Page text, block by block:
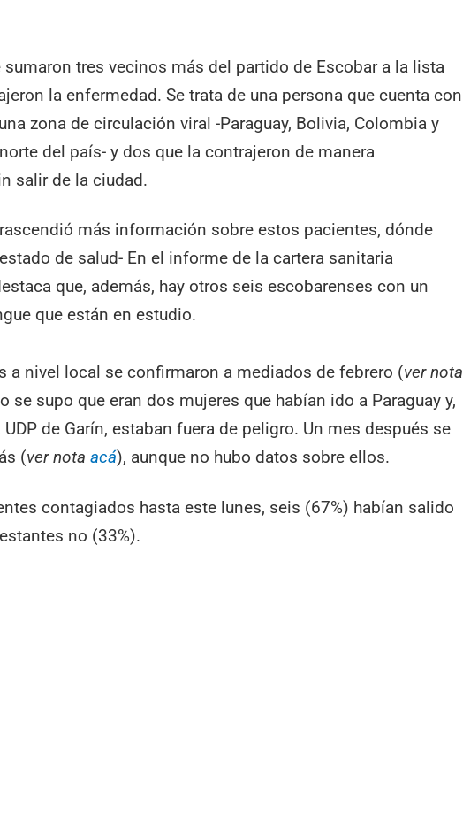
tres vecinos más del partido de Escobar a la lista
la enfermedad. Se trata de una persona que cuenta con
zona de circulación viral -Paraguay, Bolivia, Colombia y
del país- y dos que la contrajeron de manera
salir de la ciudad.
más información sobre estos pacientes, dónde
de salud- En el informe de la cartera sanitaria
que, además, hay otros seis escobarenses con un
que están en estudio.
a nivel local se confirmaron a mediados de febrero (ver nota
se supo que eran dos mujeres que habían ido a Paraguay y,
de Garín, estaban fuera de peligro. Un mes después se
(ver notaacá), aunque no hubo datos sobre ellos.
contagiados hasta este lunes, seis (67%) habían salido
no (33%).